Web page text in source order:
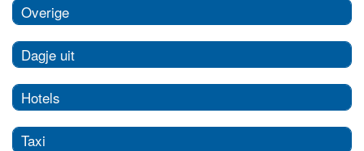
Overige
Dagje uit
Hotels
Taxi